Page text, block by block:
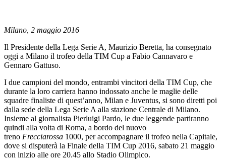
Milano, 2 maggio 2016
Il Presidente della Lega Serie A, Maurizio Beretta, ha consegnato
oggi a Milano il trofeo della TIM Cup a Fabio Cannavaro e
Gennaro Gattuso.
I due campioni del mondo, entrambi vincitori della TIM Cup, che
durante la loro carriera hanno indossato anche le maglie delle
squadre finaliste di quest’anno, Milan e Juventus, si sono diretti poi
dalla sede della Lega Serie A alla stazione Centrale di Milano.
Insieme al giornalista Pierluigi Pardo, le due leggende partiranno
quindi alla volta di Roma, a bordo del nuovo
treno Frecciarossa 1000, per accompagnare il trofeo nella Capitale,
dove si disputerà la Finale della TIM Cup 2016, sabato 21 maggio
con inizio alle ore 20.45 allo Stadio Olimpico.